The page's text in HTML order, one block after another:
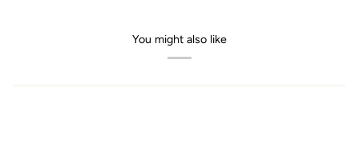
You might also like